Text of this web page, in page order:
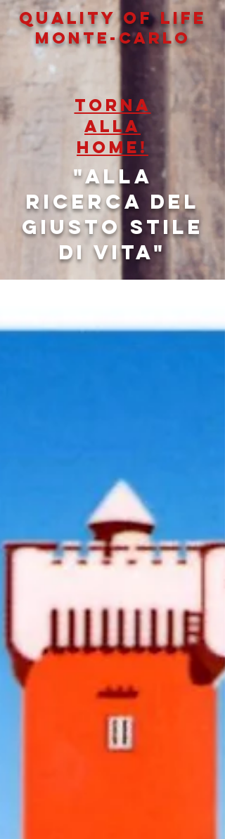
QUALITY OF LIFe
MONTE-CARLO
TORNA
ALLA
HOME!
"Alla
ricerca del
giusto stile
di vita"